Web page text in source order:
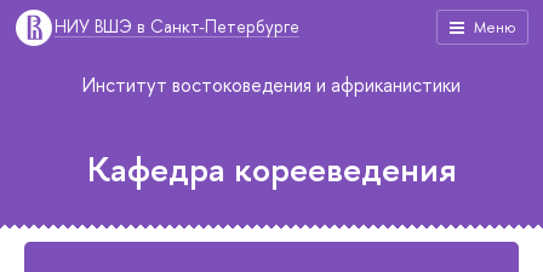
Меню
НИУ ВШЭ в Санкт-Петербурге
Институт востоковедения и африканистики
Кафедра корееведения